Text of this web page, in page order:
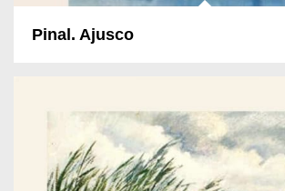
Pinal. Ajusco